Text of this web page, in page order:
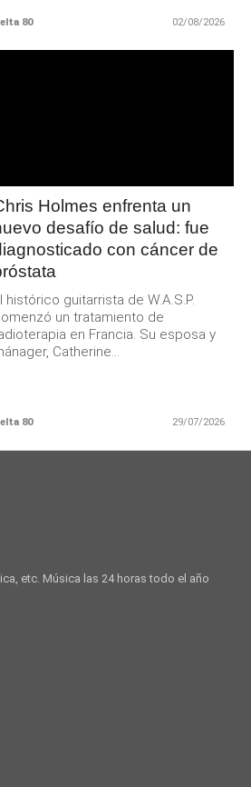
80 02/08/2026
Holmes enfrenta un
desafío de salud: fue
con cáncer de
histórico guitarrista de W.A.S.P.
un tratamiento de
en Francia. Su esposa y
Catherine...
80 29/07/2026
etc. Música las 24 horas todo el año